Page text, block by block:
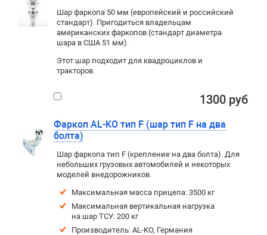
Шар фаркопа 50 мм (европейский и российский
стандарт). Пригодиться владельцам
американских фаркопов (стандарт диаметра
шара в США 51 мм).
Этот шар подходит для квадроциклов и
тракторов.
1300 руб
Фаркоп AL-KO тип F (шар тип F на два
болта)
Шар фаркопа тип F (крепление на два болта). Для
небольших грузовых автомобилей и некоторых
моделей внедорожников.
Максимальная масса прицепа: 3500 кг
Максимальная вертикальная нагрузка
на шар ТСУ: 200 кг
Производитель: AL-KO, Германия